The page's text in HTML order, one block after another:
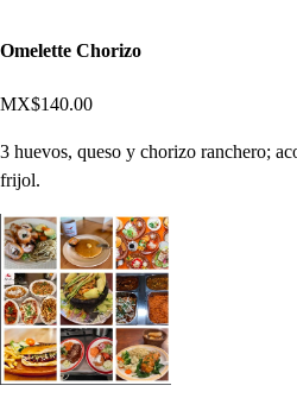
Omelette Chorizo
MX$140.00
3 huevos, queso y chorizo ranchero;
frijol.